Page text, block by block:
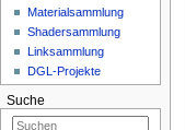
Materialsammlung
Shadersammlung
Linksammlung
DGL-Projekte
Suche